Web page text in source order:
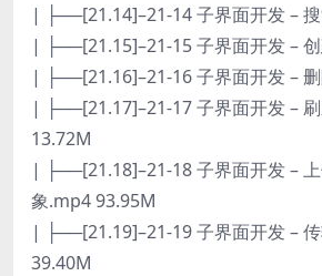
| ├──[21.14]–21-14 子界面开发 –
| ├──[21.15]–21-15 子界面开发 –
| ├──[21.16]–21-16 子界面开发 –
| ├──[21.17]–21-17 子界面开发 –
13.72M
| ├──[21.18]–21-18 子界面开发 –
象.mp4 93.95M
| ├──[21.19]–21-19 子界面开发 –
39.40M